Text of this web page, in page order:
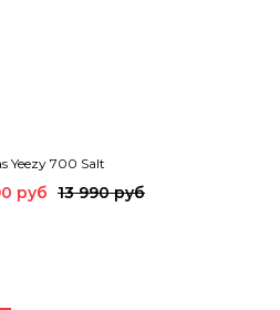
Yeezy 700 Salt
руб 13 990 руб